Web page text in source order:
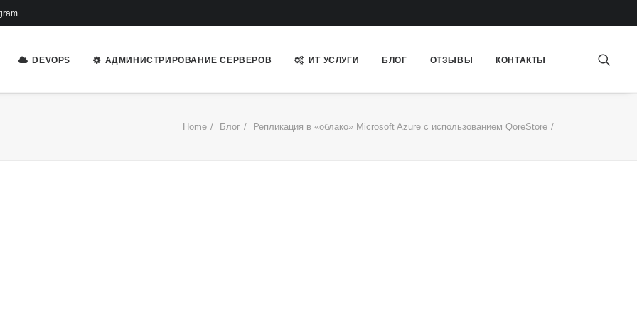
DEVOPS АДМИНИСТРИРОВАНИЕ СЕРВЕРОВ ИТ УСЛУГИ БЛОГ ОТЗЫВЫ КОНТАКТЫ
Home Блог Репликация в «облако» Microsoft Azure с использованием QoreStore